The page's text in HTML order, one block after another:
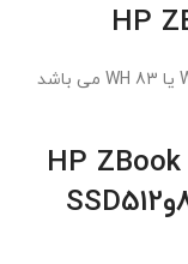
مجهز به یک عدد باتری 75 WH یا 83 WH می باشد
HP ZBook